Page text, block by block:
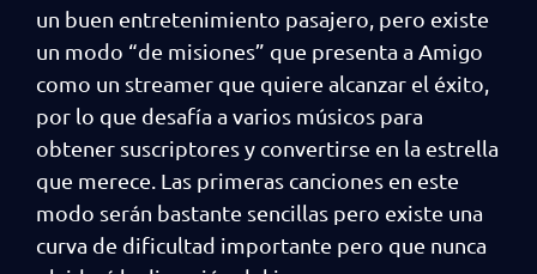
un buen entretenimiento pasajero, pero existe
un modo “de misiones” que presenta a Amigo
como un streamer que quiere alcanzar el éxito,
por lo que desafía a varios músicos para
obtener suscriptores y convertirse en la estrella
que merece. Las primeras canciones en este
modo serán bastante sencillas pero existe una
curva de dificultad importante pero que nunca